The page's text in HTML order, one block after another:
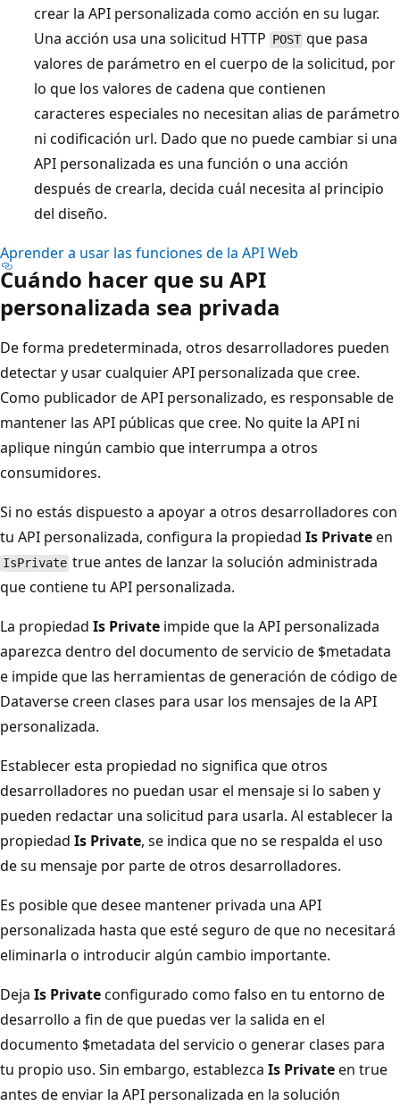
crear la API personalizada como acción en su lugar.
Una acción usa una solicitud HTTP POST que pasa
valores de parámetro en el cuerpo de la solicitud, por
lo que los valores de cadena que contienen
caracteres especiales no necesitan alias de parámetro
ni codificación url. Dado que no puede cambiar si una
API personalizada es una función o una acción
después de crearla, decida cuál necesita al principio
del diseño.
Aprender a usar las funciones de la API Web
Cuándo hacer que su API
personalizada sea privada
De forma predeterminada, otros desarrolladores pueden
detectar y usar cualquier API personalizada que cree.
Como publicador de API personalizado, es responsable de
mantener las API públicas que cree. No quite la API ni
aplique ningún cambio que interrumpa a otros
consumidores.
Si no estás dispuesto a apoyar a otros desarrolladores con
tu API personalizada, configura la propiedad Is Privateen
IsPrivate true antes de lanzar la solución administrada
que contiene tu API personalizada.
La propiedad Is Private impide que la API personalizada
aparezca dentro del documento de servicio de $metadata
e impide que las herramientas de generación de código de
Dataverse creen clases para usar los mensajes de la API
personalizada.
Establecer esta propiedad no significa que otros
desarrolladores no puedan usar el mensaje si lo saben y
pueden redactar una solicitud para usarla. Al establecer la
propiedad Is Private, se indica que no se respalda el uso
de su mensaje por parte de otros desarrolladores.
Es posible que desee mantener privada una API
personalizada hasta que esté seguro de que no necesitará
eliminarla o introducir algún cambio importante.
Deja Is Privateconfigurado como falso en tu entorno de
desarrollo a fin de que puedas ver la salida en el
documento $metadata del servicio o generar clases para
tu propio uso. Sin embargo, establezca Is Privateen true
antes de enviar la API personalizada en la solución